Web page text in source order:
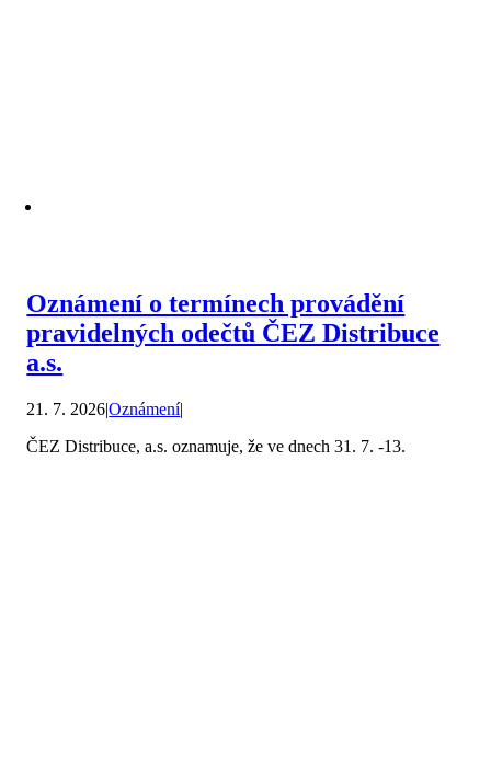
Oznámení o termínech provádění
pravidelných odečtů ČEZ Distribuce
a.s.
21. 7. 2026|Oznámení|
ČEZ Distribuce, a.s. oznamuje, že ve dnech 31. 7. -13.